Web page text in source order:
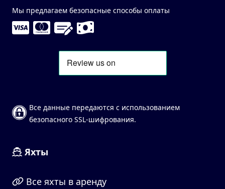
Мы предлагаем безопасные способы оплаты
Все данные передаются с использованием
безопасного SSL-шифрования.
Яхты
Все яхты в аренду